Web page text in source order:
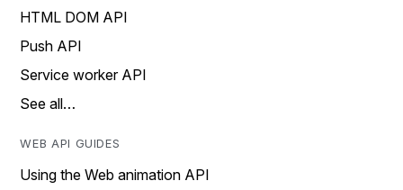
HTML DOM API
Push API
Service worker API
See all…
WEB API GUIDES
Using the Web animation API